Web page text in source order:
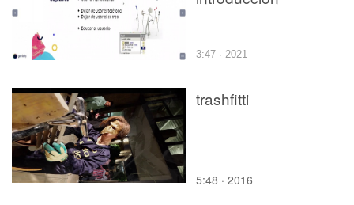
3:47 · 2021
trashfitti
5:48 · 2016